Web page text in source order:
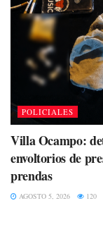
POLICIALES
Villa Ocampo:
envoltorios de
prendas
AGOSTO 5, 2026 120